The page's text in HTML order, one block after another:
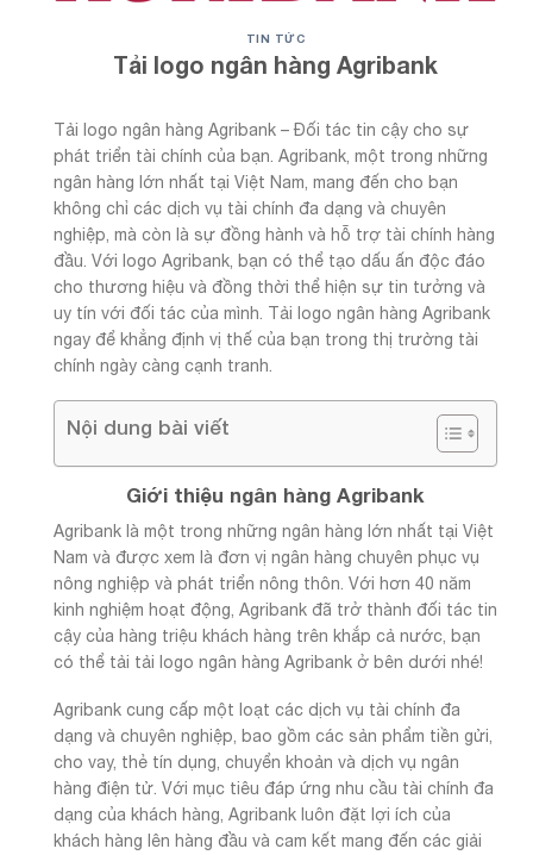
TIN TỨC
Tải logo ngân hàng Agribank
Tải logo ngân hàng Agribank – Đối tác tin cậy cho sự
phát triển tài chính của bạn. Agribank, một trong những
ngân hàng lớn nhất tại Việt Nam, mang đến cho bạn
không chỉ các dịch vụ tài chính đa dạng và chuyên
nghiệp, mà còn là sự đồng hành và hỗ trợ tài chính hàng
đầu. Với logo Agribank, bạn có thể tạo dấu ấn độc đáo
cho thương hiệu và đồng thời thể hiện sự tin tưởng và
uy tín với đối tác của mình. Tải logo ngân hàng Agribank
ngay để khẳng định vị thế của bạn trong thị trường tài
chính ngày càng cạnh tranh.
Nội dung bài viết
Giới thiệu ngân hàng Agribank
Agribank là một trong những ngân hàng lớn nhất tại Việt
Nam và được xem là đơn vị ngân hàng chuyên phục vụ
nông nghiệp và phát triển nông thôn. Với hơn 40 năm
kinh nghiệm hoạt động, Agribank đã trở thành đối tác tin
cậy của hàng triệu khách hàng trên khắp cả nước, bạn
có thể tải tải logo ngân hàng Agribank ở bên dưới nhé!
Agribank cung cấp một loạt các dịch vụ tài chính đa
dạng và chuyên nghiệp, bao gồm các sản phẩm tiền gửi,
cho vay, thẻ tín dụng, chuyển khoản và dịch vụ ngân
hàng điện tử. Với mục tiêu đáp ứng nhu cầu tài chính đa
dạng của khách hàng, Agribank luôn đặt lợi ích của
khách hàng lên hàng đầu và cam kết mang đến các giải